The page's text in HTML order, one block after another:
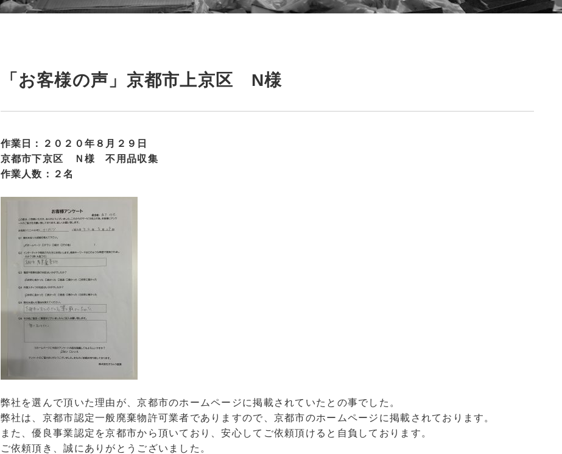
「お客様の声」京都市上京区 N様
作業日：２０２０年８月２９日
京都市下京区 Ｎ様 不用品収集
作業人数：２名
弊社を選んで頂いた理由が、京都市のホームページに掲載されていたとの事でした。
弊社は、京都市認定一般廃棄物許可業者でありますので、京都市のホームページに掲載されております。
また、優良事業認定を京都市から頂いており、安心してご依頼頂けると自負しております。
ご依頼頂き、誠にありがとうございました。